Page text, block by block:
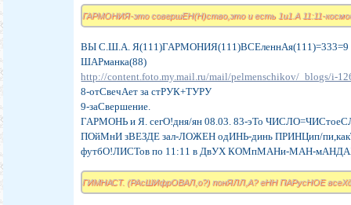
ГАРМОНИЯ-это совершЕН(Н)ство,это и есть 1и1.А 11:11-
ВЫ С.Ш.А. Я(111)ГАРМОНИЯ(111)ВСЕленнАя(111)=333=9
ШАРманка(88)
http://content.foto.my.mail.ru/mail/pelmenschikov/_blogs/i-
8-отСвечАет за стРУК+ТУРУ
9-заСвершение.
ГАРМОНЬ и Я. сегО!дня/ян 08.03. 83-эТо
ПОйМнИ зВЕЗДЕ зал-ЛОЖЕН одИНЬ-динь ПРИНЦип/
футбО!ЛИСТов по 11:11 в ДвУХ КОМпМАНи-МАН-
ГИМНАСТ. (РАсШИфрОВАЛ,о?) понЯЛЛ,А? еНН ПАРусНОЕ